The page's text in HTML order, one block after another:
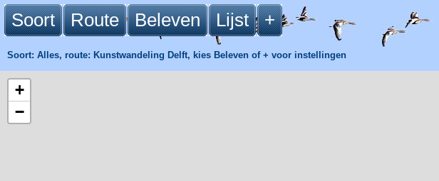
Soort Route Beleven Lijst +
+
−
Soort: Alles, route: Kunstwandeling Delft, kies Beleven of + voor instellingen